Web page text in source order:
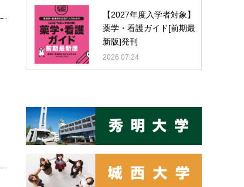
【2027年度入学者対象】
薬学・看護ガイド[前期最
新版]発刊
2026.07.24